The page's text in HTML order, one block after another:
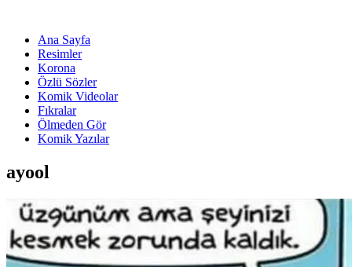
Ana Sayfa
Resimler
Korona
Özlü Sözler
Komik Videolar
Fıkralar
Ölmeden Gör
Komik Yazılar
ayool